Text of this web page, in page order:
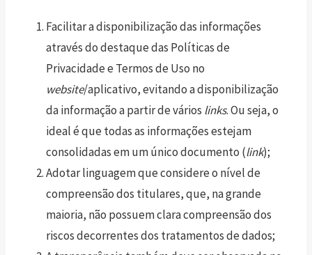
Facilitar a disponibilização das informações
através do destaque das Políticas de
Privacidade e Termos de Uso no
website/aplicativo, evitando a disponibilização
da informação a partir de vários links. Ou seja, o
ideal é que todas as informações estejam
consolidadas em um único documento (link);
Adotar linguagem que considere o nível de
compreensão dos titulares, que, na grande
maioria, não possuem clara compreensão dos
riscos decorrentes dos tratamentos de dados;